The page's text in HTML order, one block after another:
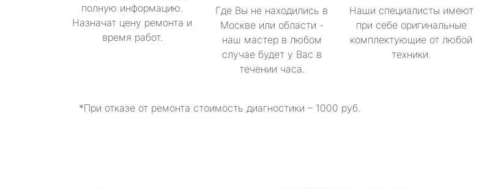
полную информацию.
Назначат цену ремонта и
время работ.
Где Вы не находились в
Москве или области -
наш мастер в любом
случае будет у Вас в
течении часа.
Наши специалисты имеют
при себе оригинальные
комплектующие от любой
техники.
*При отказе от ремонта стоимость диагностики – 1000 руб.